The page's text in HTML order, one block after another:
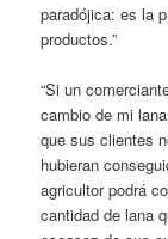
paradójica: es la
productos.”
“Si un
cambio de mi
que sus clientes
hubieran
agricultor podrá
cantidad de lana